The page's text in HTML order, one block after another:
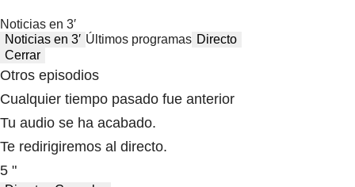
Noticias en 3′
Noticias en 3′ Últimos programas Directo
Cerrar
Otros episodios
Cualquier tiempo pasado fue anterior
Tu audio se ha acabado.
Te redirigiremos al directo.
5 "